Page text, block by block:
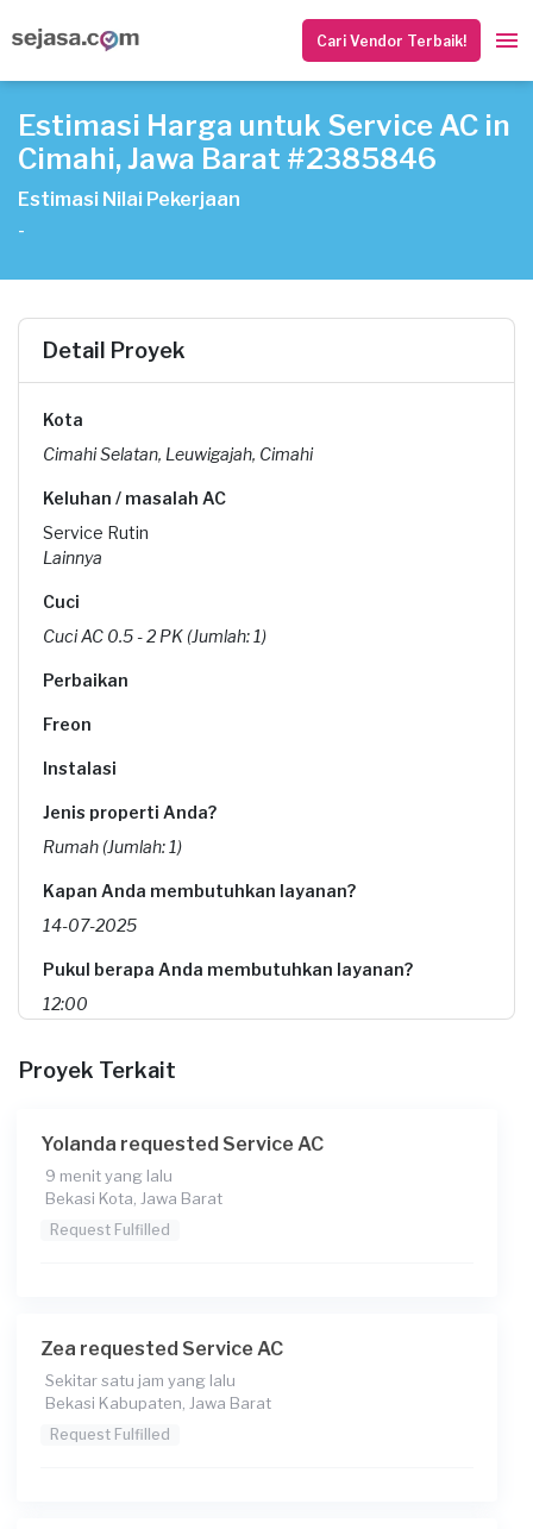
Cari Vendor Terbaik!
Estimasi Harga untuk Service AC in
Cimahi, Jawa Barat #2385846
Estimasi Nilai Pekerjaan
-
Detail Proyek
Kota
Cimahi Selatan, Leuwigajah, Cimahi
Keluhan / masalah AC
Service Rutin
Lainnya
Cuci
Cuci AC 0.5 - 2 PK (Jumlah: 1)
Perbaikan
Freon
Instalasi
Jenis properti Anda?
Rumah (Jumlah: 1)
Kapan Anda membutuhkan layanan?
14-07-2025
Pukul berapa Anda membutuhkan layanan?
12:00
Rp85.000 + Rp11.000 (biaya layanan)
Proyek Terkait
Yolanda requested Service AC
9 menit yang lalu
Bekasi Kota, Jawa Barat
Request Fulfilled
Zea requested Service AC
Sekitar satu jam yang lalu
Bekasi Kabupaten, Jawa Barat
Request Fulfilled